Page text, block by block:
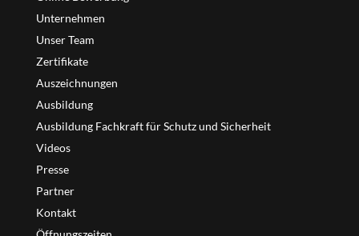
Unternehmen
Unser Team
Zertifikate
Auszeichnungen
Ausbildung
Ausbildung Fachkraft für Schutz und Sicherheit
Videos
Presse
Partner
Kontakt